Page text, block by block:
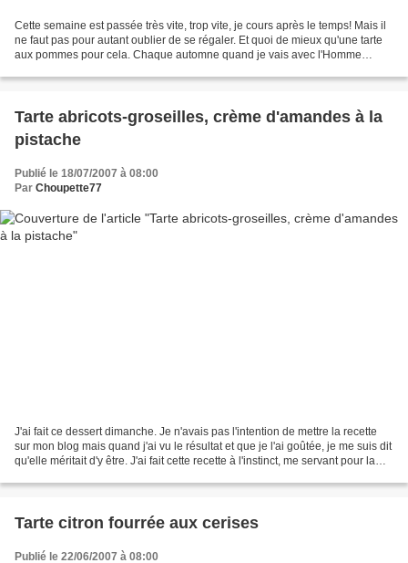
Cette semaine est passée très vite, trop vite, je cours après le temps! Mais il
ne faut pas pour autant oublier de se régaler. Et quoi de mieux qu'une tarte
aux pommes pour cela. Chaque automne quand je vais avec l'Homme
Tarte abricots-groseilles, crème d'amandes à la
pistache
Publié le 18/07/2007 à 08:00
Par Choupette77
J'ai fait ce dessert dimanche. Je n'avais pas l'intention de mettre la recette
sur mon blog mais quand j'ai vu le résultat et que je l'ai goûtée, je me suis dit
qu'elle méritait d'y être. J'ai fait cette recette à l'instinct, me servant pour la
Tarte citron fourrée aux cerises
Publié le 22/06/2007 à 08:00